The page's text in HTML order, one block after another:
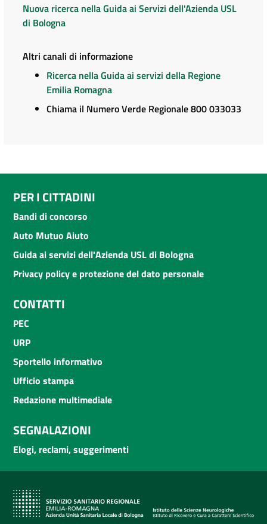
Nuova ricerca nella Guida ai Servizi dell'Azienda USL
di Bologna
Altri canali di informazione
Ricerca nella Guida ai servizi della Regione
Emilia Romagna
Chiama il Numero Verde Regionale 800 033033
PER I CITTADINI
Bandi di concorso
Auto Mutuo Aiuto
Guida ai servizi dell'Azienda USL di Bologna
Privacy policy e protezione del dato personale
CONTATTI
PEC
URP
Sportello informativo
Ufficio stampa
Redazione multimediale
SEGNALAZIONI
Elogi, reclami, suggerimenti